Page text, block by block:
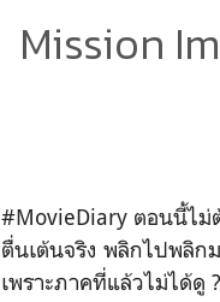
Mission
#MovieDiary ตอนนี้ไม่
ตื่นเต้นจริง พลิกไปพลิก
เพราะภาคที่แล้วไม่ได้ดู